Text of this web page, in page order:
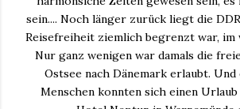
sein.... Noch länger zurück liegt die
Reisefreiheit ziemlich begrenzt war, im
Nur ganz wenigen war damals die
Ostsee nach Dänemark erlaubt. Und
Menschen konnten sich einen